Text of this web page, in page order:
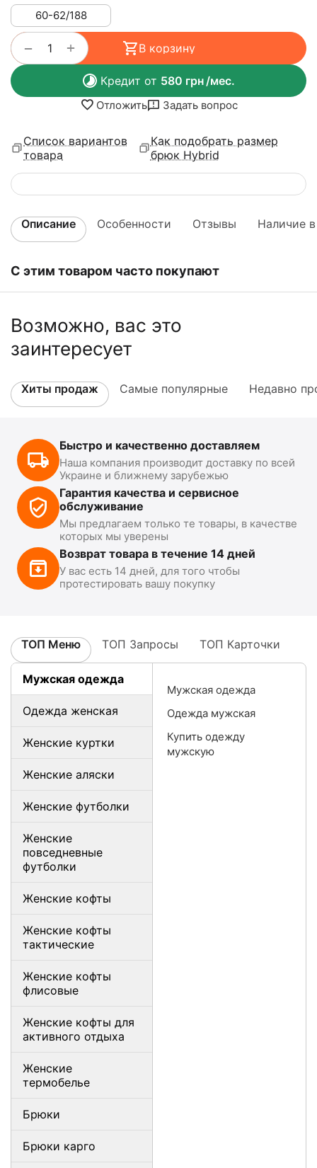
60-62/188
+
− В корзину
Кредит от 580 грн/мес.
Отложить Задать вопрос
Список вариантов
товара
Как подобрать размер
брюк Hybrid
Описание Особенности Отзывы Наличие
С этим товаром часто покупают
Возможно, вас это
заинтересует
Хиты продаж Самые популярные Недавно
Быстро и качественно доставляем
Наша компания производит доставку по всей
Украине и ближнему зарубежью
Гарантия качества и сервисное
обслуживание
Мы предлагаем только те товары, в качестве
которых мы уверены
Возврат товара в течение 14 дней
У вас есть 14 дней, для того чтобы
протестировать вашу покупку
ТОП Меню ТОП Запросы ТОП Карточки
Мужская одежда
Одежда женская
Женские куртки
Женские аляски
Женские футболки
Женские
повседневные
футболки
Женские кофты
Женские кофты
тактические
Женские кофты
флисовые
Женские кофты для
активного отдыха
Женские
термобелье
Брюки
Брюки карго
Мужская одежда
Одежда мужская
Купить одежду
мужскую